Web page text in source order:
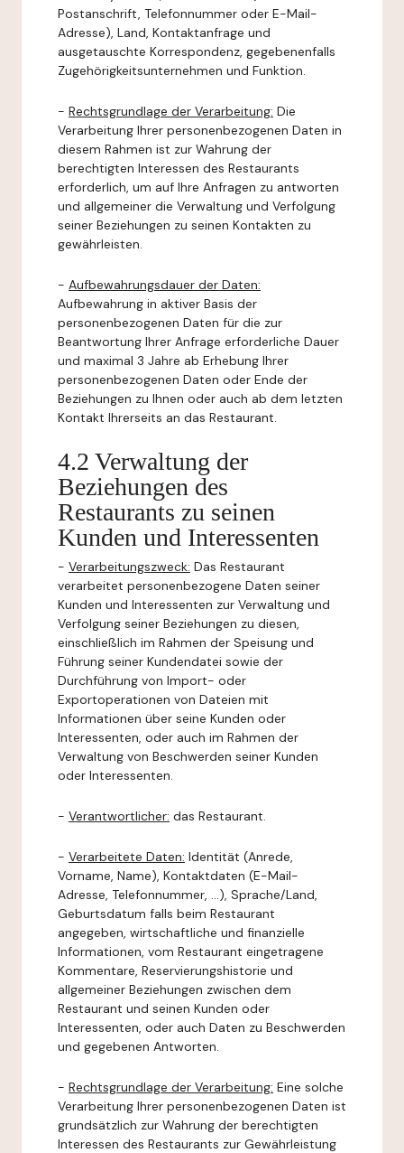
Postanschrift, Telefonnummer oder E-Mail-
Adresse), Land, Kontaktanfrage und
ausgetauschte Korrespondenz, gegebenenfalls
Zugehörigkeitsunternehmen und Funktion.
- Rechtsgrundlage der Verarbeitung: Die
Verarbeitung Ihrer personenbezogenen Daten in
diesem Rahmen ist zur Wahrung der
berechtigten Interessen des Restaurants
erforderlich, um auf Ihre Anfragen zu antworten
und allgemeiner die Verwaltung und Verfolgung
seiner Beziehungen zu seinen Kontakten zu
gewährleisten.
- Aufbewahrungsdauer der Daten:
Aufbewahrung in aktiver Basis der
personenbezogenen Daten für die zur
Beantwortung Ihrer Anfrage erforderliche Dauer
und maximal 3 Jahre ab Erhebung Ihrer
personenbezogenen Daten oder Ende der
Beziehungen zu Ihnen oder auch ab dem letzten
Kontakt Ihrerseits an das Restaurant.
4.2 Verwaltung der
Beziehungen des
Restaurants zu seinen
Kunden und Interessenten
- Verarbeitungszweck: Das Restaurant
verarbeitet personenbezogene Daten seiner
Kunden und Interessenten zur Verwaltung und
Verfolgung seiner Beziehungen zu diesen,
einschließlich im Rahmen der Speisung und
Führung seiner Kundendatei sowie der
Durchführung von Import- oder
Exportoperationen von Dateien mit
Informationen über seine Kunden oder
Interessenten, oder auch im Rahmen der
Verwaltung von Beschwerden seiner Kunden
oder Interessenten.
- Verantwortlicher: das Restaurant.
- Verarbeitete Daten: Identität (Anrede,
Vorname, Name), Kontaktdaten (E-Mail-
Adresse, Telefonnummer, ...), Sprache/Land,
Geburtsdatum falls beim Restaurant
angegeben, wirtschaftliche und finanzielle
Informationen, vom Restaurant eingetragene
Kommentare, Reservierungshistorie und
allgemeiner Beziehungen zwischen dem
Restaurant und seinen Kunden oder
Interessenten, oder auch Daten zu Beschwerden
und gegebenen Antworten.
- Rechtsgrundlage der Verarbeitung: Eine solche
Verarbeitung Ihrer personenbezogenen Daten ist
grundsätzlich zur Wahrung der berechtigten
Interessen des Restaurants zur Gewährleistung